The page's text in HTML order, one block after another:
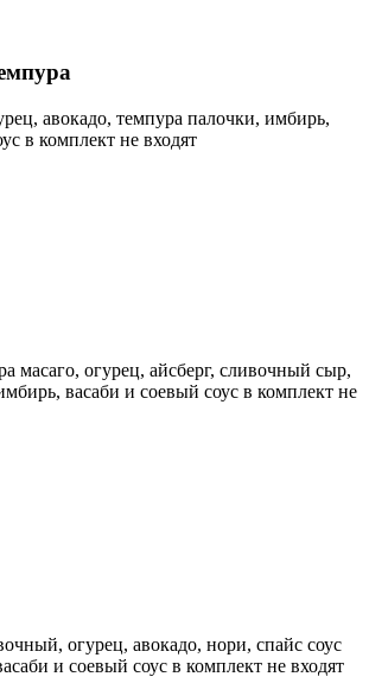
авокадо, темпура палочки, имбирь,
в комплект не входят
масаго, огурец, айсберг, сливочный сыр,
васаби и соевый соус в комплект не
огурец, авокадо, нори, спайс соус
и соевый соус в комплект не входят